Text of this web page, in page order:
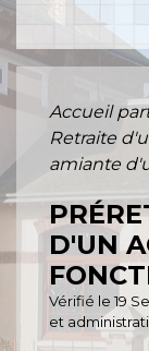
Accueil
Retraite
amiante
D'UN
Vérifié le 19
et